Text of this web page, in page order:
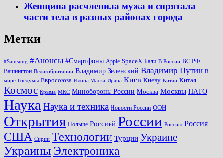
Женщина расчленила мужа и спрятала
части тела в разных районах города
Метки
#Samsung #Анонсы #Смартфоны Apple SpaceX Бали В России ВС РФ
Вашингтон Великобритании Владимир Зеленский Владимир Путин В
мире Госдумы Евросоюза Илона Маска Ирана Киев Киеву Китай Китая
Космос Крыма МКС Минобороны России Москва Москвы НАТО
Наука Наука и техника Новости России ООН
Открытия Польше Россией России Россию Россия
США Сирии Технологии Турции Украине
УкраиныЭлектроника